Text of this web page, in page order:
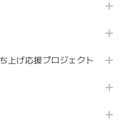
上げ応援プロジェクト